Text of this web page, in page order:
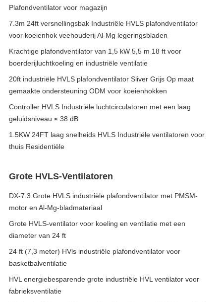
Plafondventilator voor magazijn
7.3m 24ft versnellingsbak Industriële HVLS plafondventilator
voor koeienhok veehouderij Al-Mg legeringsbladen
Krachtige plafondventilator van 1,5 kW 5,5 m 18 ft voor
boerderijluchtkoeling en industriële ventilatie
20ft industriële HVLS plafondventilator Sliver Grijs Op maat
gemaakte ondersteuning ODM voor koeienhokken
Controller HVLS Industriële luchtcirculatoren met een laag
geluidsniveau ≤ 38 dB
1.5KW 24FT laag snelheids HVLS Industriële ventilatoren voor
thuis Residentiële
Grote HVLS-Ventilatoren
DX-7.3 Grote HVLS industriële plafondventilator met PMSM-
motor en Al-Mg-bladmateriaal
Grote HVLS-ventilator voor koeling en ventilatie met een
diameter van 24 ft
24 ft (7,3 meter) HVls industriële plafondventilator voor
basketbalventilatie
HVL energiebesparende grote industriële HVL ventilator voor
fabrieksventilatie